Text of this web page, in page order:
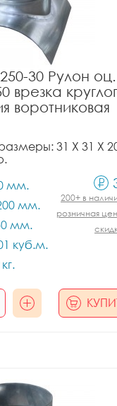
30 Рулон оц.
врезка
воротниковая
31 X 31 X
мм.
мм.
мм.
куб.м.
200+ в
розничная